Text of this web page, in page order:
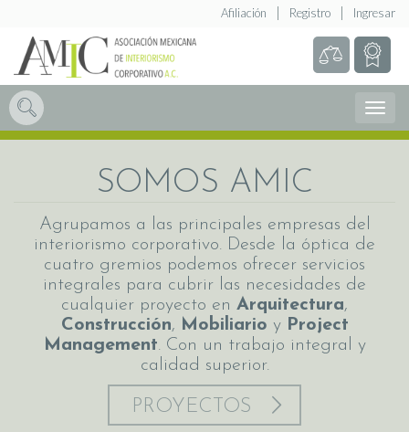
Ingresar
Registro
Afiliación
Menú
SOMOS AMIC
Agrupamos a las principales empresas del
interiorismo corporativo. Desde la óptica de
cuatro gremios podemos ofrecer servicios
integrales para cubrir las necesidades de
cualquier proyecto en Arquitectura,
Construcción, Mobiliario y Project
Management. Con un trabajo integral y
calidad superior.
PROYECTOS